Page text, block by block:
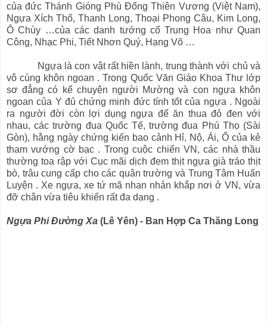
của đức Thánh Gióng Phù Đổng Thiên Vương (Việt Nam),
Ngựa Xích Thố, Thanh Long, Thoại Phong Câu, Kim Long,
Ô Chùy …của các danh tướng cổ Trung Hoa như Quan
Công, Nhạc Phi, Tiết Nhơn Quý, Hạng Võ …
Ngựa là con vật rất hiền lành, trung thành với chủ và
vô cùng khôn ngoan . Trong Quốc Văn Giáo Khoa Thư lớp
sơ đẳng có kể chuyện người Mường và con ngựa khôn
ngoan của Y đủ chứng minh đức tính tốt của ngựa . Ngoài
ra người đời còn lợi dụng ngựa để ăn thua đỏ đen với
nhau, các trường đua Quốc Tế, trường đua Phú Thọ (Sài
Gòn), hằng ngày chứng kiến bao cảnh Hỉ, Nộ, Ái, Ố của kẻ
tham vướng cờ bạc . Trong cuộc chiến VN, các nhà thầu
thường toa rập với Cục mãi dịch đem thịt ngựa già tráo thịt
bò, trâu cung cấp cho các quân trường và Trung Tâm Huấn
Luyện . Xe ngựa, xe tứ mã nhan nhản khắp nơi ở VN, vừa
đỡ chân vừa tiêu khiển rất đa dạng .
Ngựa Phi Đường Xa (Lê Yên) - Ban Hợp Ca Thăng Long